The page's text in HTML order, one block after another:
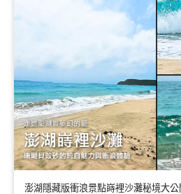
澎湖隱藏版衝浪景點嵵裡沙灘秘境大